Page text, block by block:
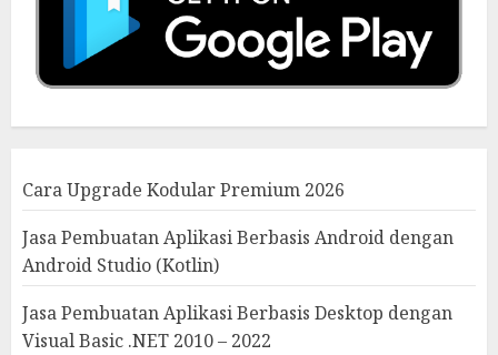
Cara Upgrade Kodular Premium 2026
Jasa Pembuatan Aplikasi Berbasis Android dengan
Android Studio (Kotlin)
Jasa Pembuatan Aplikasi Berbasis Desktop dengan
Visual Basic .NET 2010 – 2022